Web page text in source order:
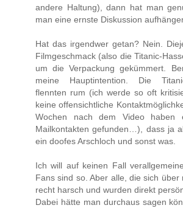
andere Haltung), dann hat man
man eine ernste Diskussion
Hat das irgendwer getan? Nein.
Filmgeschmack (also die Titanic-
um die Verpackung gekümmert.
meine Hauptintention. Die
flennten rum (ich werde so oft
keine offensichtliche
Wochen nach dem Video haben
Mailkontakten gefunden…), dass ja
ein doofes Arschloch und sonst was.
Ich will auf keinen Fall
Fans sind so. Aber alle, die sich
recht harsch und wurden direkt
Dabei hätte man durchaus sagen